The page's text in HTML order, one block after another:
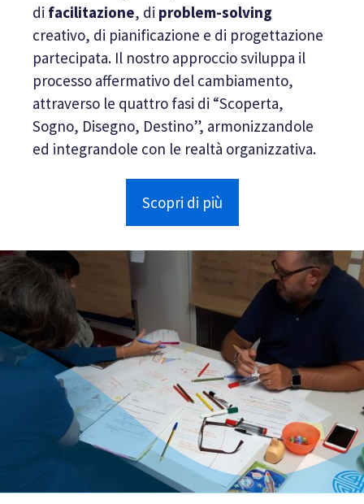
di facilitazione, di problem-solving
creativo, di pianificazione e di progettazione
partecipata. Il nostro approccio sviluppa il
processo affermativo del cambiamento,
attraverso le quattro fasi di “Scoperta,
Sogno, Disegno, Destino”, armonizzandole
ed integrandole con le realtà organizzativa.
Scopri di più